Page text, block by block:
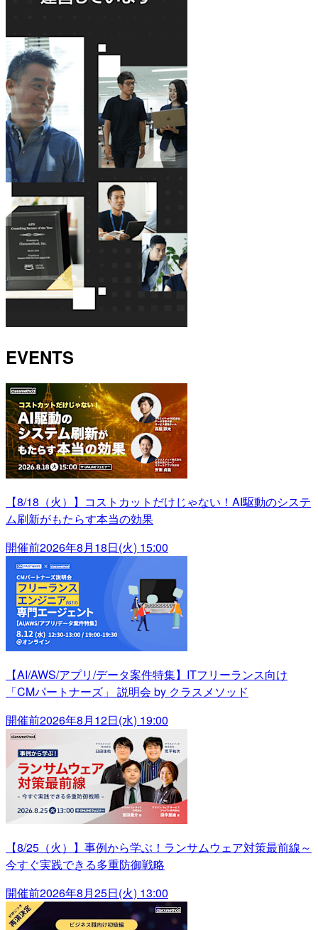
EVENTS
【8/18（火）】コストカットだけじゃない！AI駆動のシステ
ム刷新がもたらす本当の効果
開催前2026年8月18日(火) 15:00
【AI/AWS/アプリ/データ案件特集】ITフリーランス向け
「CMパートナーズ」 説明会 by クラスメソッド
開催前2026年8月12日(水) 19:00
【8/25（火）】事例から学ぶ！ランサムウェア対策最前線～
今すぐ実践できる多重防御戦略
開催前2026年8月25日(火) 13:00